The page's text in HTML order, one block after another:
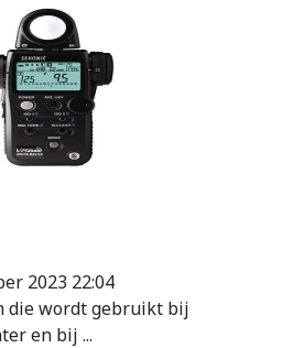
2023 22:04
die wordt gebruikt bij
en bij ...